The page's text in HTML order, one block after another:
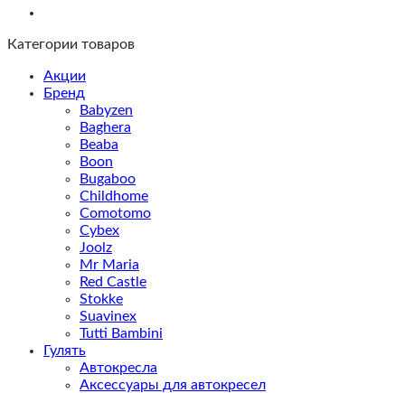
Категории товаров
Акции
Бренд
Babyzen
Baghera
Beaba
Boon
Bugaboo
Childhome
Comotomo
Cybex
Joolz
Mr Maria
Red Castle
Stokke
Suavinex
Tutti Bambini
Гулять
Автокресла
Аксессуары для автокресел